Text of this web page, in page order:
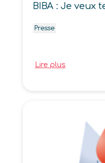
BIBA : Je veux
Presse
Lire plus